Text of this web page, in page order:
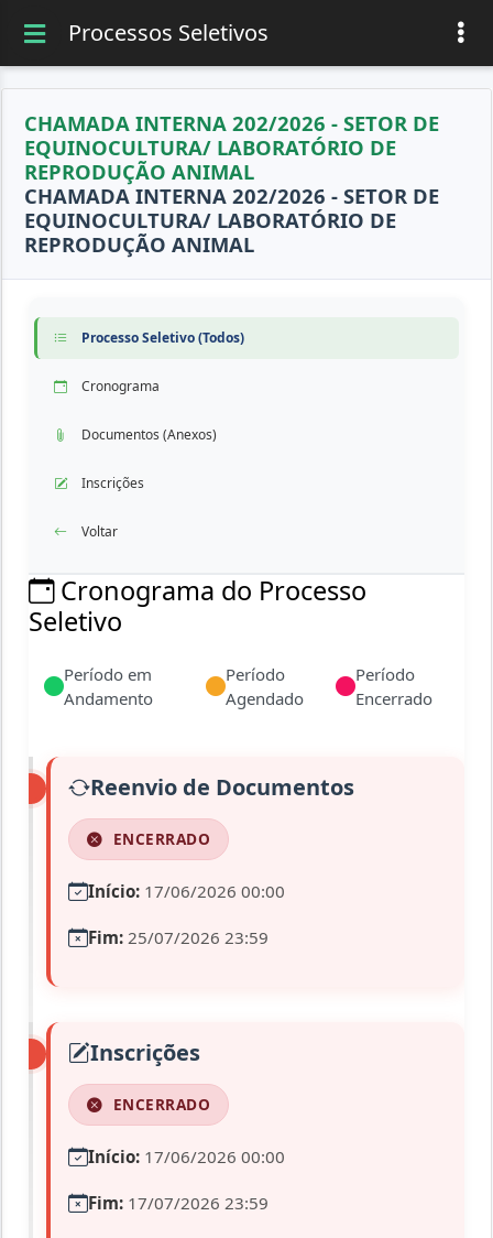
Processos Seletivos
CHAMADA INTERNA 202/2026 - SETOR DE
EQUINOCULTURA/ LABORATÓRIO DE
REPRODUÇÃO ANIMAL
CHAMADA INTERNA 202/2026 - SETOR DE
EQUINOCULTURA/ LABORATÓRIO DE
REPRODUÇÃO ANIMAL
Processo Seletivo (Todos)
Cronograma
Documentos (Anexos)
Inscrições
Voltar
Cronograma do Processo
Seletivo
Período em
Andamento
Período
Agendado
Período
Encerrado
Reenvio de Documentos
ENCERRADO
Início: 17/06/2026 00:00
Fim: 25/07/2026 23:59
Inscrições
ENCERRADO
Início: 17/06/2026 00:00
Fim: 17/07/2026 23:59